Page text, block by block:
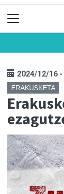
2024/12/16
ERAKUSKETA